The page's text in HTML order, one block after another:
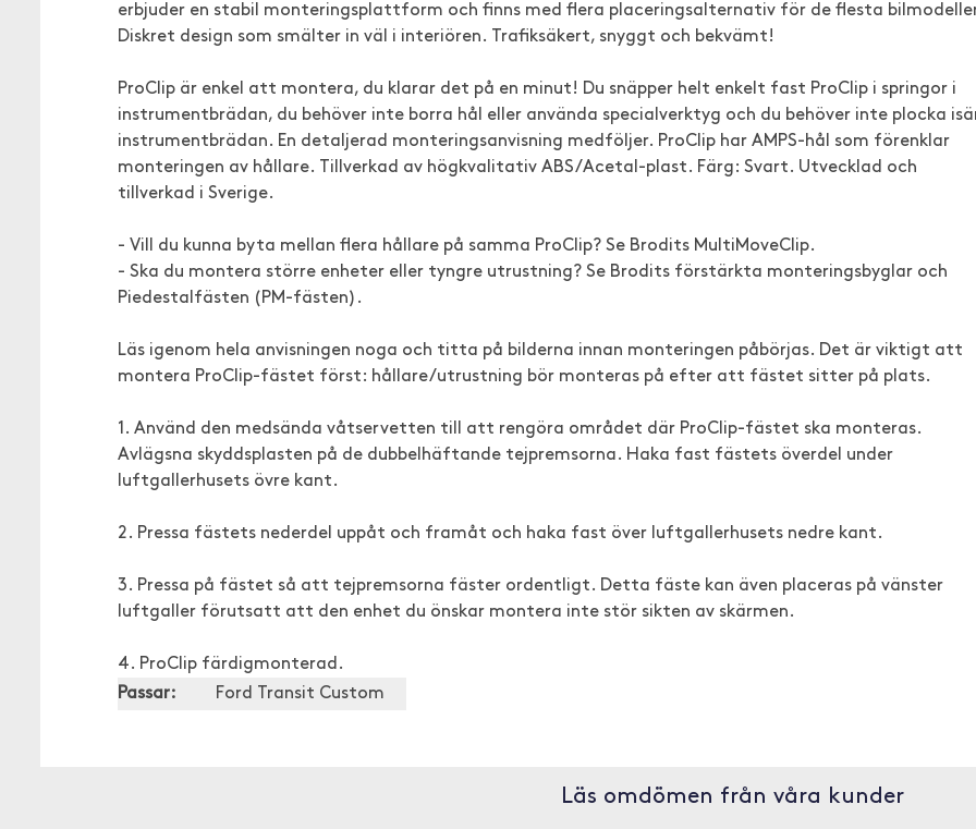
erbjuder en stabil monteringsplattform och finns med flera placeringsalternativ för de flesta
Diskret design som smälter in väl i interiören. Trafiksäkert, snyggt och bekvämt!
ProClip är enkel att montera, du klarar det på en minut! Du snäpper helt enkelt fast ProClip i springor i
instrumentbrädan, du behöver inte borra hål eller använda specialverktyg och du behöver inte plocka
instrumentbrädan. En detaljerad monteringsanvisning medföljer. ProClip har AMPS-hål som förenklar
monteringen av hållare. Tillverkad av högkvalitativ ABS/Acetal-plast. Färg: Svart. Utvecklad och
tillverkad i Sverige.
- Vill du kunna byta mellan flera hållare på samma ProClip? Se Brodits MultiMoveClip.
- Ska du montera större enheter eller tyngre utrustning? Se Brodits förstärkta monteringsbyglar och
Piedestalfästen (PM-fästen).
Läs igenom hela anvisningen noga och titta på bilderna innan monteringen påbörjas. Det är viktigt att
montera ProClip-fästet först: hållare/utrustning bör monteras på efter att fästet sitter på plats.
1. Använd den medsända våtservetten till att rengöra området där ProClip-fästet ska monteras.
Avlägsna skyddsplasten på de dubbelhäftande tejpremsorna. Haka fast fästets överdel under
luftgallerhusets övre kant.
2. Pressa fästets nederdel uppåt och framåt och haka fast över luftgallerhusets nedre kant.
3. Pressa på fästet så att tejpremsorna fäster ordentligt. Detta fäste kan även placeras på vänster
luftgaller förutsatt att den enhet du önskar montera inte stör sikten av skärmen.
4. ProClip färdigmonterad.
Passar:
Ford Transit Custom
Läs omdömen från våra kunder